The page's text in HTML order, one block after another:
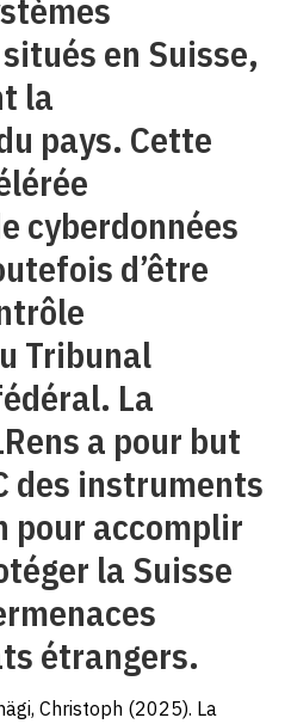
en Suisse,
la
pays. Cette
cyberdonnées
d’être
Tribunal
La
a pour but
des instruments
pour accomplir
la Suisse
étrangers.
Christoph (2025). La